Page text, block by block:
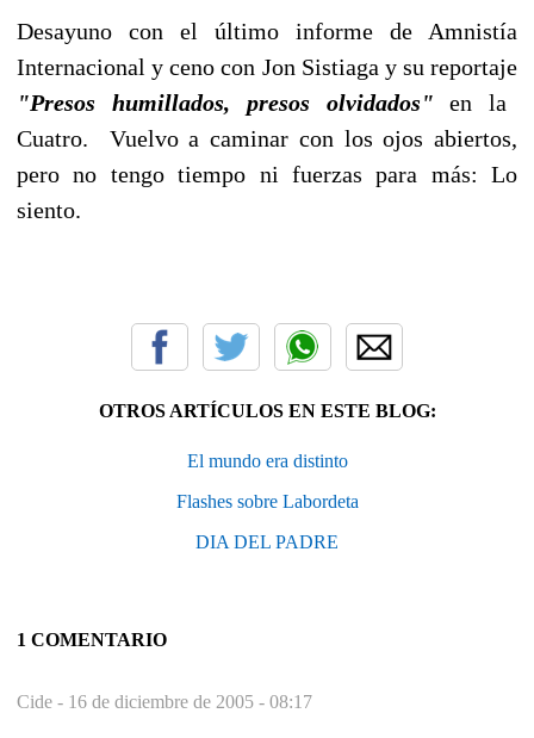
Desayuno con el último informe de Amnistía
Internacional y ceno con Jon Sistiaga y su reportaje
"Presos
humillados, presos olvidados" en la
Cuatro. Vuelvo a caminar con los ojos abiertos,
pero no tengo tiempo ni fuerzas para más: Lo
siento.
OTROS ARTÍCULOS EN ESTE BLOG:
El mundo era distinto
Flashes sobre Labordeta
DIA DEL PADRE
1 COMENTARIO
Cide - 16 de diciembre de 2005 - 08:17